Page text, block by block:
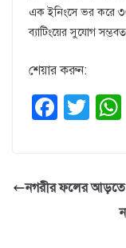
এক ইনিংসে ভর করে
ব্যাটিংয়ের সুযোগ
শেয়ার করুন:
F
e
T
er
নগরীর ফলের আড়তে